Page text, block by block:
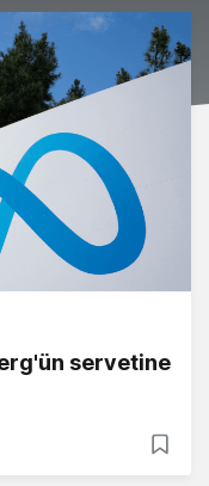
servetine